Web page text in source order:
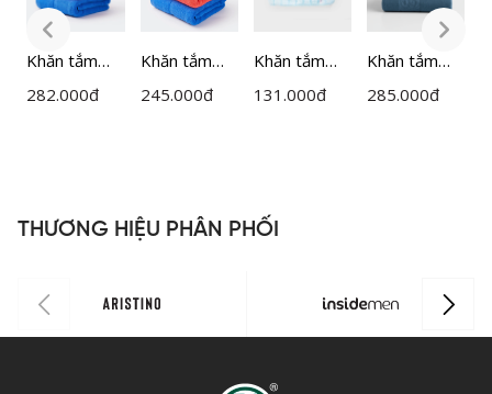
Khăn tắm
70x140cm
282.000đ
Khăn tắm
70x140cm
245.000đ
Khăn tắm
siêu mềm
131.000đ
Khăn tắm
70x140cm
285.000đ
THƯƠNG HIỆU PHÂN PHỐI